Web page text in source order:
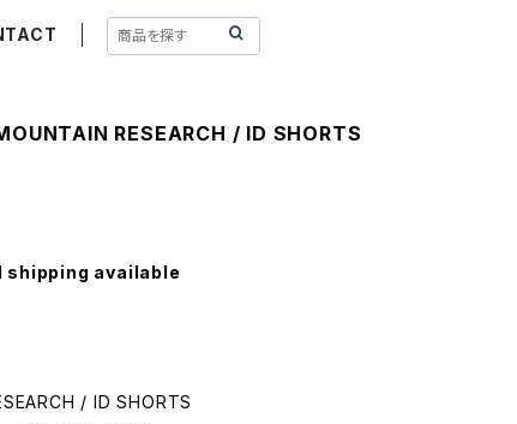
MOUNTAIN RESEARCH / ID SHORTS
available
/ ID SHORTS